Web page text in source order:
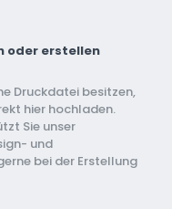
oder erstellen
Druckdatei besitzen,
hier hochladen.
Sie unser
und
bei der Erstellung